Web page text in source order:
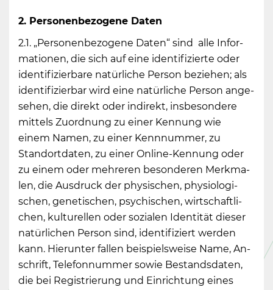
2. Per­so­nen­be­zo­ge­ne Daten
2.1. „Per­so­nen­be­zo­ge­ne Daten“ sind alle In­for­
ma­tio­nen, die sich auf eine iden­ti­fi­zier­te oder
iden­ti­fi­zier­ba­re na­tür­li­che Per­son be­zie­hen; als
iden­ti­fi­zier­bar wird eine na­tür­li­che Per­son an­ge­
se­hen, die di­rekt oder in­di­rekt, ins­be­son­de­re
mit­tels Zu­ord­nung zu einer Ken­nung wie
einem Namen, zu einer Kenn­num­mer, zu
Stand­ort­da­ten, zu einer On­line-Ken­nung oder
zu einem oder meh­re­ren be­son­de­ren Merk­ma­
len, die Aus­druck der phy­si­schen, phy­sio­lo­gi­
schen, ge­ne­ti­schen, psy­chi­schen, wirt­schaft­li­
chen, kul­tu­rel­len oder so­zia­len Iden­ti­tät die­ser
na­tür­li­chen Per­son sind, iden­ti­fi­ziert wer­den
kann. Hier­un­ter fal­len bei­spiels­wei­se Name, An­
schrift, Te­le­fon­num­mer sowie Be­stands­da­ten,
die bei Re­gis­trie­rung und Ein­rich­tung eines